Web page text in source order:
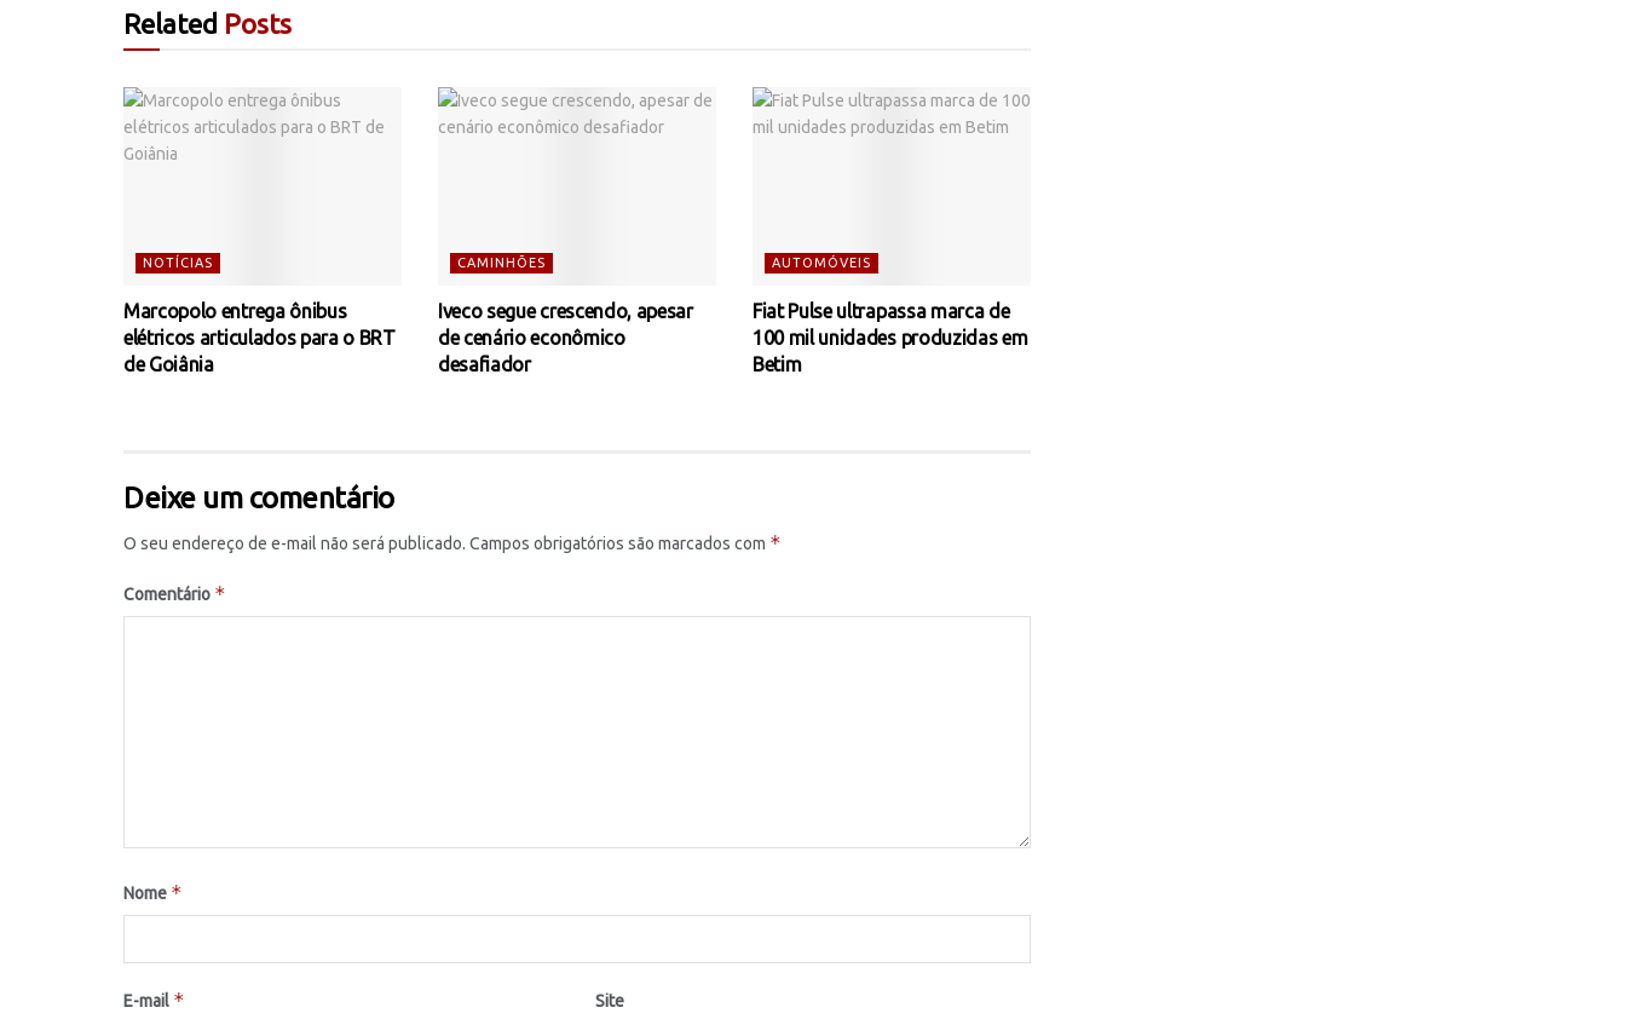
Related Posts
NOTÍCIAS
Marcopolo entrega ônibus
elétricos articulados para o BRT
de Goiânia
CAMINHÕES
Iveco segue crescendo, apesar
de cenário econômico
desafiador
AUTOMÓVEIS
Fiat Pulse ultrapassa marca de
100 mil unidades produzidas em
Betim
Deixe um comentário
O seu endereço de e-mail não será publicado. Campos obrigatórios são marcados com *
Comentário *
Nome *
E-mail * Site